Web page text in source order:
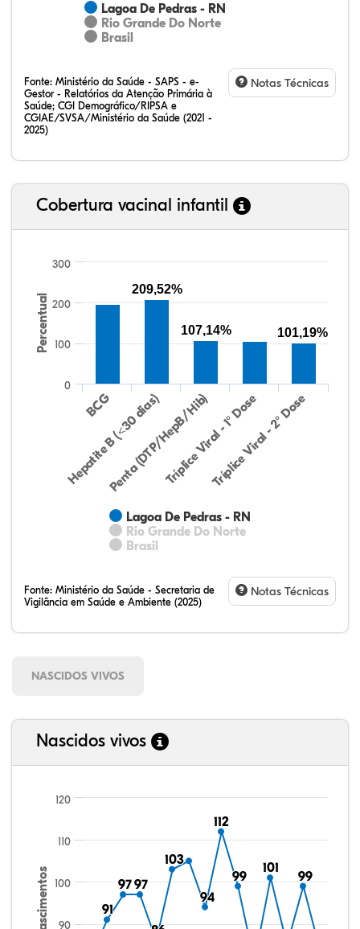
Lagoa De Pedras - RN
Rio Grande Do Norte
Brasil
Fonte: Ministério da Saúde - SAPS - e-
Gestor - Relatórios da Atenção Primária à
Saúde; CGI Demográfico/RIPSA e
CGIAE/SVSA/Ministério da Saúde (2021 -
2025)
Notas Técnicas
Cobertura vacinal infantil
Percentual
Lagoa De Pedras - RN
Rio Grande Do Norte
Brasil
BCG
Hepatite B (<30 dias)
Penta (DTP/HepB/Hib)Tríplice Viral - 1° Dose
Tríplice Viral - 2° Dose
0
100
200
300
209,52%
107,14% 101,19%
Fonte: Ministério da Saúde - Secretaria de
Vigilância em Saúde e Ambiente (2025)
Notas Técnicas
NASCIDOS VIVOS
Nascidos vivos
Nascimentos 91
91
97
9797
97
103
103
94
94
112
112
99
99
101
101
99
99
90
100
110
120